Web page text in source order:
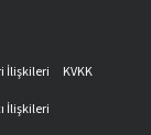
İlişkileri
KVKK
İlişkileri